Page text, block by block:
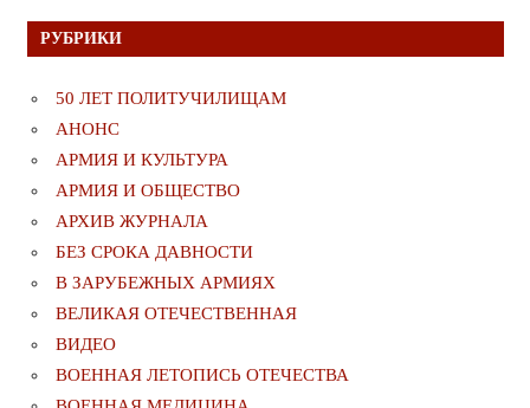
РУБРИКИ
50 ЛЕТ ПОЛИТУЧИЛИЩАМ
АНОНС
АРМИЯ И КУЛЬТУРА
АРМИЯ И ОБЩЕСТВО
АРХИВ ЖУРНАЛА
БЕЗ СРОКА ДАВНОСТИ
В ЗАРУБЕЖНЫХ АРМИЯХ
ВЕЛИКАЯ ОТЕЧЕСТВЕННАЯ
ВИДЕО
ВОЕННАЯ ЛЕТОПИСЬ ОТЕЧЕСТВА